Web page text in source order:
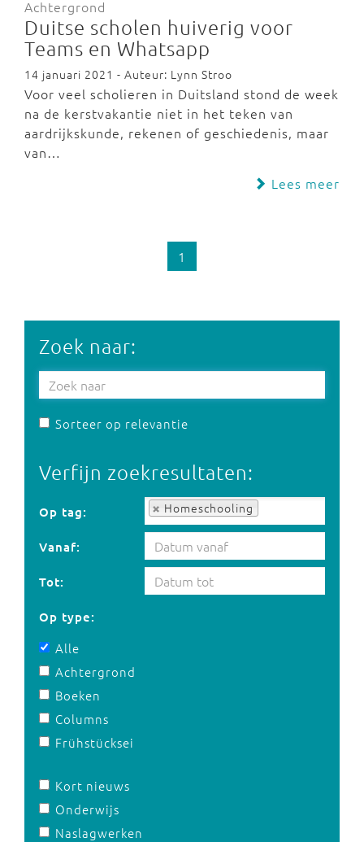
Achtergrond
Duitse scholen huiverig voor
Teams en Whatsapp
14 januari 2021 - Auteur: Lynn Stroo
Voor veel scholieren in Duitsland stond de week
na de kerstvakantie niet in het teken van
aardrijkskunde, rekenen of geschiedenis, maar
van…
Lees meer
1
Zoek naar:
Sorteer op relevantie
Verfijn zoekresultaten:
Op tag: Homeschooling
Op tag:
Vanaf:
Tot:
Op type:
Alle
Achtergrond
Boeken
Columns
Frühstücksei
Kort nieuws
Onderwijs
Naslagwerken